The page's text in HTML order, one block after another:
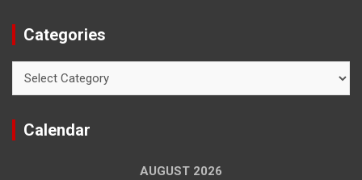
Categories
Calendar
AUGUST 2026